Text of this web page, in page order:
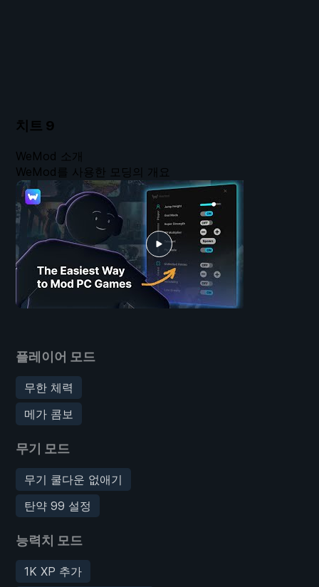
치트 9
플레이어 모드
무한 체력
메가 콤보
무기 모드
무기 쿨다운 없애기
탄약 99 설정
능력치 모드
1K XP 추가
WeMod 소개
WeMod를 사용한 모딩의 개요